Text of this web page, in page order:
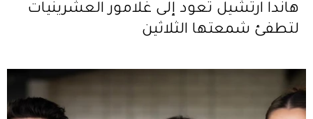
هاندا ارتشيل تعود إلى غلامور العشرينيات
لتطفئ شمعتها الثلاثين